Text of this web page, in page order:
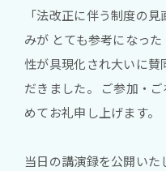
「法改正に伴う制度の
みが とても参考になっ
性が具現化され大いに
だきました。 ご参加・
めてお礼申し上げます。
当日の講演録を公開い